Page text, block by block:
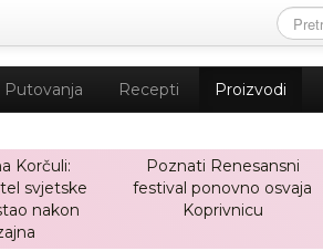
Putovanja Recepti Proizvodi
Korčuli:
svjetske
nakon
Poznati Renesansni
festival ponovno osvaja
Koprivnicu